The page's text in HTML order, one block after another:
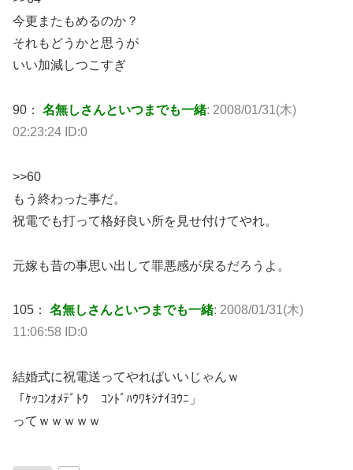
今更またもめるのか？
それもどうかと思うが
いい加減しつこすぎ
90： 名無しさんといつまでも一緒: 2008/01/31(木)
02:23:24 ID:0
>>60
もう終わった事だ。
祝電でも打って格好良い所を見せ付けてやれ。
元嫁も昔の事思い出して罪悪感が戻るだろうよ。
105： 名無しさんといつまでも一緒: 2008/01/31(木)
11:06:58 ID:0
結婚式に祝電送ってやればいいじゃんｗ
「ｹｯｺﾝｵﾒﾃﾞﾄｳ ｺﾝﾄﾞﾊｳﾜｷｼﾅｲﾖｳﾆ」
ってｗｗｗｗｗ